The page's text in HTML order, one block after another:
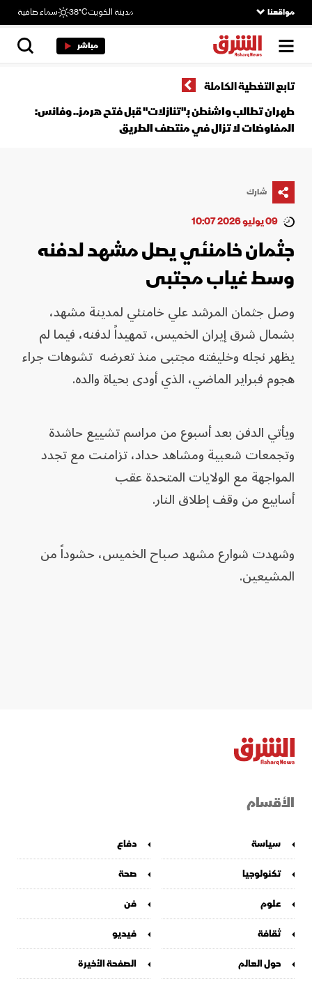
مواقعنا مدينة الكويت38°C سماء صافية
مباشر
تابع التغطية الكاملة
طهران تطالب واشنطن بـ"تنازلات" قبل فتح هرمز.. وفانس:
المفاوضات لا تزال في منتصف الطريق
شارك
09 يوليو 2026 10:07
جثمان خامنئي يصل مشهد لدفنه
وسط غياب مجتبى
وصل جثمان المرشد علي خامنئي لمدينة مشهد،
بشمال شرق إيران الخميس، تمهيداً لدفنه، فيما لم
يظهر نجله وخليفته مجتبى ‌منذ تعرضه تشوهات جراء
هجوم فبراير الماضي، الذي أودى بحياة والده.
ويأتي الدفن بعد أسبوع من مراسم تشييع حاشدة
وتجمعات شعبية ومشاهد حداد، تزامنت مع تجدد
المواجهة مع الولايات ​المتحدة عقب
أسابيع من وقف إطلاق النار.
وشهدت شوارع مشهد صباح ⁠الخميس، حشوداً من
المشيعين.
الأقسام
سياسة
دفاع
تكنولوجيا
صحة
علوم
فن
ثقافة
فيديو
حول العالم
الصفحة الأخيرة